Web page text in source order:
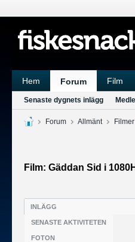
Hem Forum Film
Senaste dygnets inlägg
Forum Allmänt
Film: Gäddan Sid i
INLÄGG
SENASTE AKTIVITETEN
FOTON